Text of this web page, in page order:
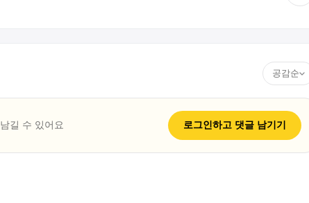
공감순
길 수 있어요 로그인하고 댓글 남기기